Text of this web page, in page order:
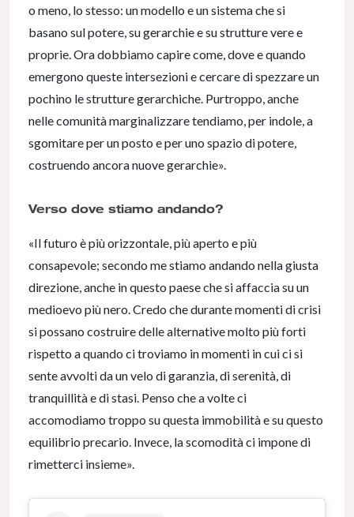
o meno, lo stesso: un modello e un sistema che si
basano sul potere, su gerarchie e su strutture vere e
proprie. Ora dobbiamo capire come, dove e quando
emergono queste intersezioni e cercare di spezzare un
pochino le strutture gerarchiche. Purtroppo, anche
nelle comunità marginalizzare tendiamo, per indole, a
sgomitare per un posto e per uno spazio di potere,
costruendo ancora nuove gerarchie».
Verso dove stiamo andando?
«Il futuro è più orizzontale, più aperto e più
consapevole; secondo me stiamo andando nella giusta
direzione, anche in questo paese che si affaccia su un
medioevo più nero. Credo che durante momenti di crisi
si possano costruire delle alternative molto più forti
rispetto a quando ci troviamo in momenti in cui ci si
sente avvolti da un velo di garanzia, di serenità, di
tranquillità e di stasi. Penso che a volte ci
accomodiamo troppo su questa immobilità e su questo
equilibrio precario. Invece, la scomodità ci impone di
rimetterci insieme».